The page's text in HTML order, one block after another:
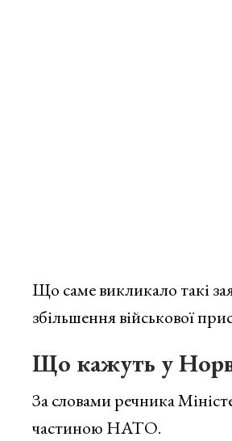
Що саме викликало такі
збільшення військової
Що кажуть у
За словами речника
частиною НАТО.